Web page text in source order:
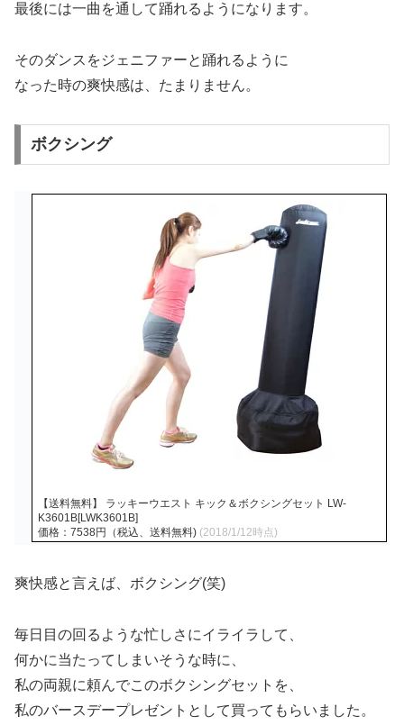
最後には一曲を通して踊れるようになります。
そのダンスをジェニファーと踊れるように
なった時の爽快感は、たまりません。
ボクシング
【送料無料】 ラッキーウエスト キック＆ボクシングセット LW-
K3601B[LWK3601B]
価格：7538円（税込、送料無料) (2018/1/12時点)
爽快感と言えば、ボクシング(笑)
毎日目の回るような忙しさにイライラして、
何かに当たってしまいそうな時に、
私の両親に頼んでこのボクシングセットを、
私のバースデープレゼントとして買ってもらいました。